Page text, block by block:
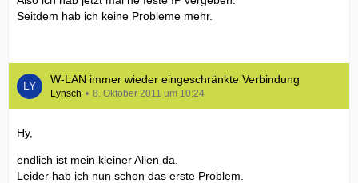
Seitdem hab ich keine Probleme mehr.
W-LAN immer wieder eingeschränkte Verbindung
Lynsch 8. Oktober 2011 um 10:24
Hy,
endlich ist mein kleiner Alien da.
Leider hab ich nun schon das erste Problem.